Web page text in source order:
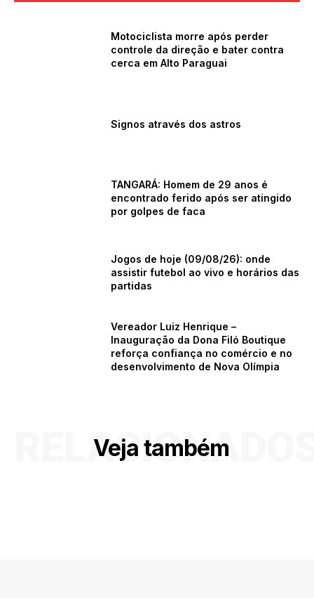
Motociclista morre após perder
controle da direção e bater contra
cerca em Alto Paraguai
Signos através dos astros
TANGARÁ: Homem de 29 anos é
encontrado ferido após ser atingido
por golpes de faca
Jogos de hoje (09/08/26): onde
assistir futebol ao vivo e horários das
partidas
Vereador Luiz Henrique –
Inauguração da Dona Filó Boutique
reforça confiança no comércio e no
desenvolvimento de Nova Olímpia
Veja também